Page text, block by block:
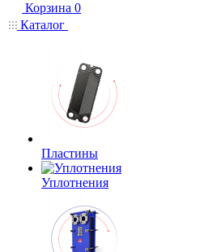
Корзина 0
Каталог
Пластины
Уплотнения